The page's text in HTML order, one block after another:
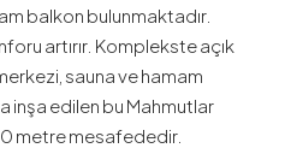
balkon bulunmaktadır.
artırır. Komplekste açık
sauna ve hamam
inşa edilen bu Mahmutlar
metre mesafededir.